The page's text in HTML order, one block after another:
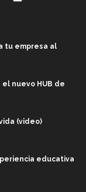
tu empresa al
nuevo HUB de
(video)
educativa